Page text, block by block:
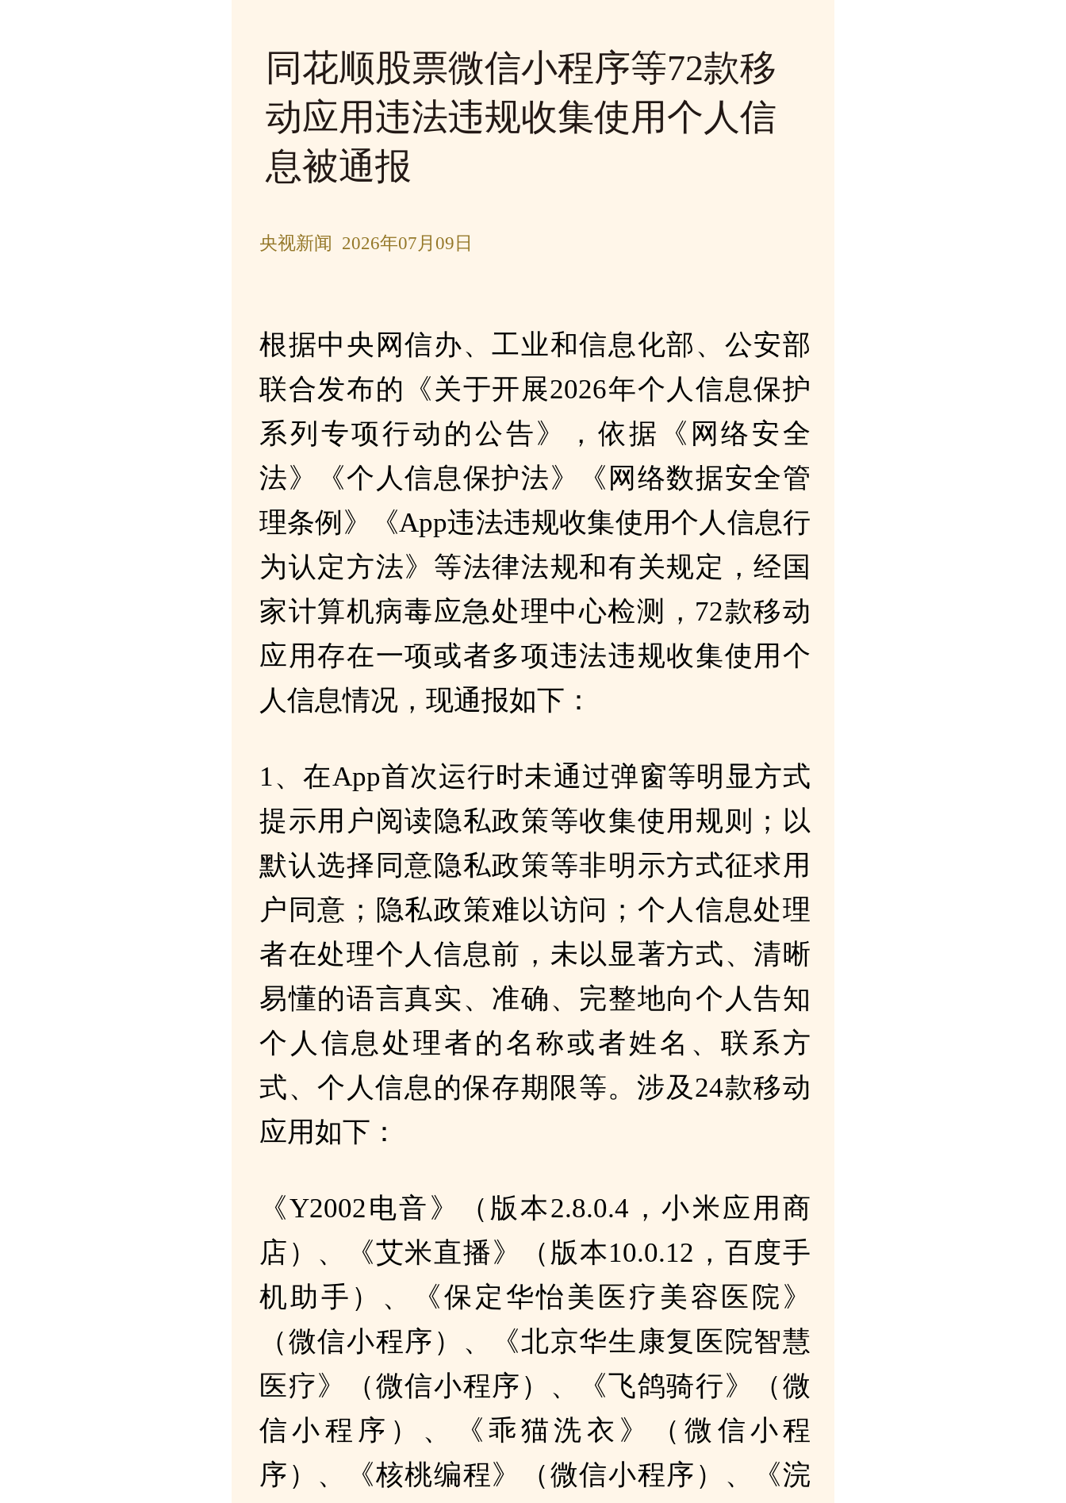
同花顺股票微信小程序等72款移
动应用违法违规收集使用个人信
息被通报
央视新闻 2026年07月09日
根据中央网信办、工业和信息化部、公安部
联合发布的《关于开展2026年个人信息保护
系列专项行动的公告》，依据《网络安全
法》《个人信息保护法》《网络数据安全管
理条例》《App违法违规收集使用个人信息行
为认定方法》等法律法规和有关规定，经国
家计算机病毒应急处理中心检测，72款移动
应用存在一项或者多项违法违规收集使用个
人信息情况，现通报如下：
1、在App首次运行时未通过弹窗等明显方式
提示用户阅读隐私政策等收集使用规则；以
默认选择同意隐私政策等非明示方式征求用
户同意；隐私政策难以访问；个人信息处理
者在处理个人信息前，未以显著方式、清晰
易懂的语言真实、准确、完整地向个人告知
个人信息处理者的名称或者姓名、联系方
式、个人信息的保存期限等。涉及24款移动
应用如下：
《Y2002电音》（版本2.8.0.4，小米应用商
店）、《艾米直播》（版本10.0.12，百度手
机助手）、《保定华怡美医疗美容医院》
（微信小程序）、《北京华生康复医院智慧
医疗》（微信小程序）、《飞鸽骑行》（微
信小程序）、《乖猫洗衣》（微信小程
序）、《核桃编程》（微信小程序）、《浣